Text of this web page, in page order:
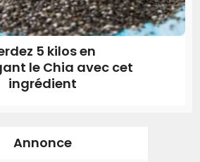
5 kilos en
le Chia avec cet
ingrédient
Annonce